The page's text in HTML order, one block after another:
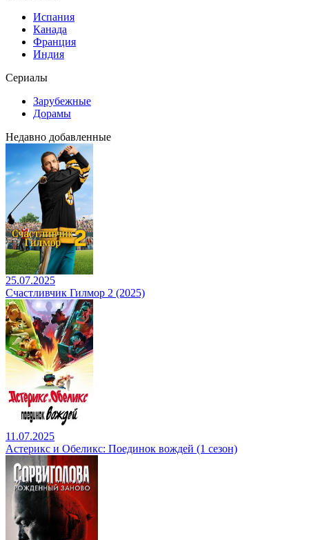
Испания
Канада
Франция
Индия
Сериалы
Зарубежные
Дорамы
Недавно добавленные
25.07.2025
Счастливчик Гилмор 2 (2025)
11.07.2025
Астерикс и Обеликс: Поединок вождей (1 сезон)